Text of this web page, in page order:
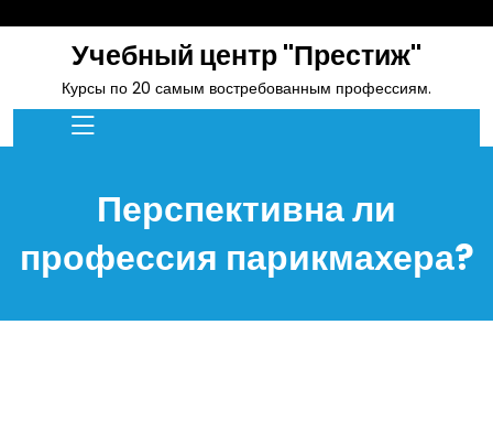
Учебный центр "Престиж"
Курсы по 20 самым востребованным профессиям.
Перспективна ли
профессия парикмахера?